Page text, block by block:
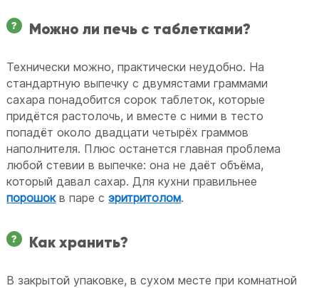
Можно ли печь с таблетками?
Технически можно, практически неудобно. На
стандартную выпечку с двумястами граммами
сахара понадобится сорок таблеток, которые
придётся растолочь, и вместе с ними в тесто
попадёт около двадцати четырёх граммов
наполнителя. Плюс останется главная проблема
любой стевии в выпечке: она не даёт объёма,
который давал сахар. Для кухни правильнее
порошокв паре сэритритолом.
Как хранить?
В закрытой упаковке, в сухом месте при комнатной